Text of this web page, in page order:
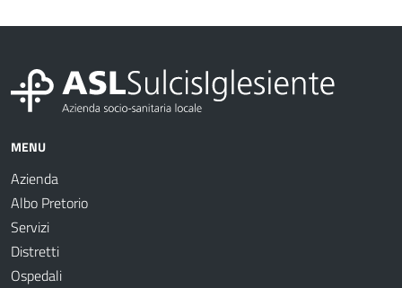
MENU
Azienda
Albo Pretorio
Servizi
Distretti
Ospedali